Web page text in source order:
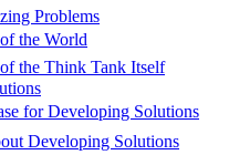
Problems
the World
the Think Tank Itself
for Developing Solutions
Developing Solutions